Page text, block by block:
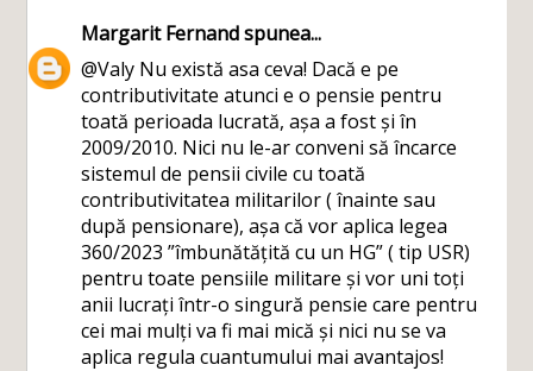
Margarit Fernandspunea...
@Valy Nu există asa ceva! Dacă e pe
contributivitate atunci e o pensie pentru
toată perioada lucrată, așa a fost și în
2009/2010. Nici nu le-ar conveni să încarce
sistemul de pensii civile cu toată
contributivitatea militarilor ( înainte sau
după pensionare), așa că vor aplica legea
360/2023 ”îmbunătățită cu un HG” ( tip USR)
pentru toate pensiile militare și vor uni toți
anii lucrați într-o singură pensie care pentru
cei mai mulți va fi mai mică și nici nu se va
aplica regula cuantumului mai avantajos!